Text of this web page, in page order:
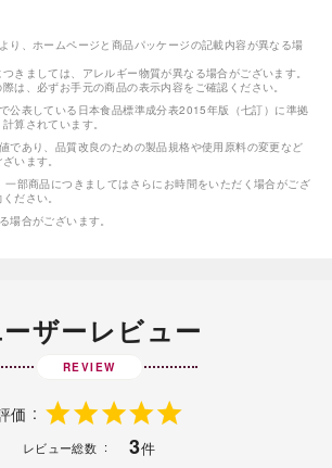
り、ホームページと商品パッケージの記載内容が異なる場
きましては、アレルギー物質が異なる場合がございます。
は、必ずお手元の商品の表示内容をご確認ください。
公表している日本食品標準成分表2015年版（七訂）に準拠
算されています。
であり、品質改良のための製品規格や使用原料の変更など
います。
部商品につきましてはさらにお時間をいただく場合がござ
ださい。
場合がございます。
ザーレビュー
REVIEW
価
レビュー総数 3件